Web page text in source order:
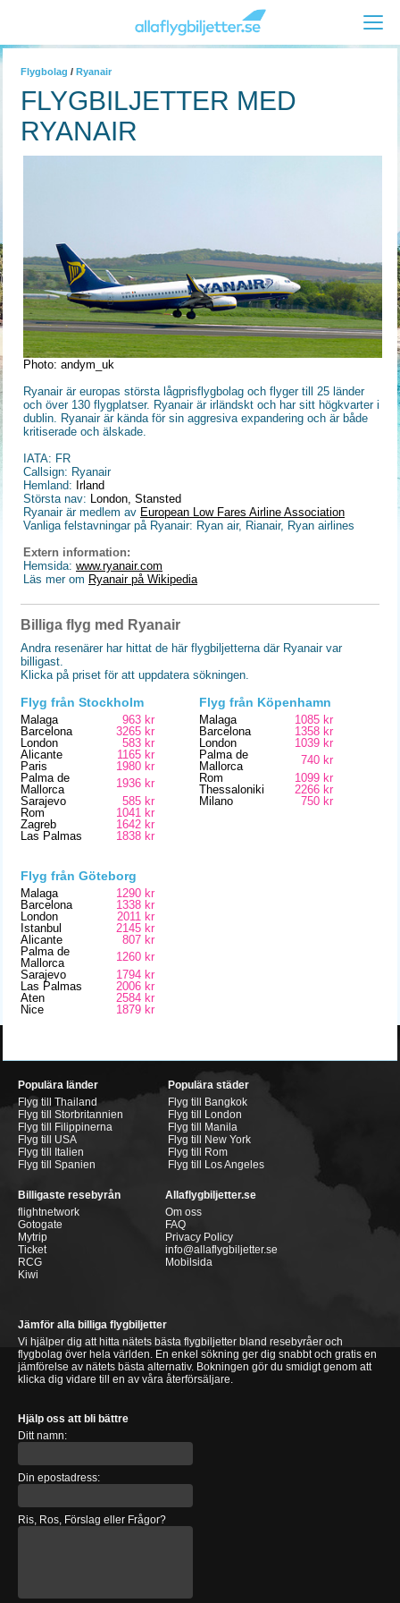
Flygbolag / Ryanair
FLYGBILJETTER MED
RYANAIR
Photo: andym_uk
Ryanair är europas största lågprisflygbolag och flyger till 25 länder
och över 130 flygplatser. Ryanair är irländskt och har sitt högkvarter i
dublin. Ryanair är kända för sin aggresiva expandering och är både
kritiserade och älskade.
IATA: FR
Callsign: Ryanair
Hemland: Irland
Största nav:
London, Stansted
Ryanair är medlem av European Low Fares Airline Association
Vanliga felstavningar på Ryanair: Ryan air, Rianair, Ryan airlines
Extern information:
Hemsida: www.ryanair.com
Läs mer om Ryanair på Wikipedia
Billiga flyg med Ryanair
Andra resenärer har hittat de här flygbiljetterna där Ryanair var
billigast.
Klicka på priset för att uppdatera sökningen.
Flyg från Stockholm
Malaga
963 kr
Barcelona
3265 kr
London
583 kr
Alicante
1165 kr
Paris
1980 kr
Palma de
Mallorca
1936 kr
Sarajevo
585 kr
Rom
1041 kr
Zagreb
1642 kr
Las Palmas
1838 kr
Flyg från Köpenhamn
Malaga
1085 kr
Barcelona
1358 kr
London
1039 kr
Palma de
Mallorca
740 kr
Rom
1099 kr
Thessaloniki
2266 kr
Milano
750 kr
Flyg från Göteborg
Malaga
1290 kr
Barcelona
1338 kr
London
2011 kr
Istanbul
2145 kr
Alicante
807 kr
Palma de
Mallorca
1260 kr
Sarajevo
1794 kr
Las Palmas
2006 kr
Aten
2584 kr
Nice
1879 kr
Populära länder
Flyg till Thailand
Flyg till Storbritannien
Flyg till Filippinerna
Flyg till USA
Flyg till Italien
Flyg till Spanien
Populära städer
Flyg till Bangkok
Flyg till London
Flyg till Manila
Flyg till New York
Flyg till Rom
Flyg till Los Angeles
Billigaste resebyrån
flightnetwork
Gotogate
Mytrip
Ticket
RCG
Kiwi
Allaflygbiljetter.se
Om oss
FAQ
Privacy Policy
info@allaflygbiljetter.se
Mobilsida
Jämför alla billiga flygbiljetter
Vi hjälper dig att hitta nätets bästa flygbiljetter bland resebyråer och
flygbolag över hela världen. En enkel sökning ger dig snabbt och gratis en
jämförelse av nätets bästa alternativ. Bokningen gör du smidigt genom att
klicka dig vidare till en av våra återförsäljare.
Hjälp oss att bli bättre
Ditt namn:
Din epostadress:
Ris, Ros, Förslag eller Frågor?